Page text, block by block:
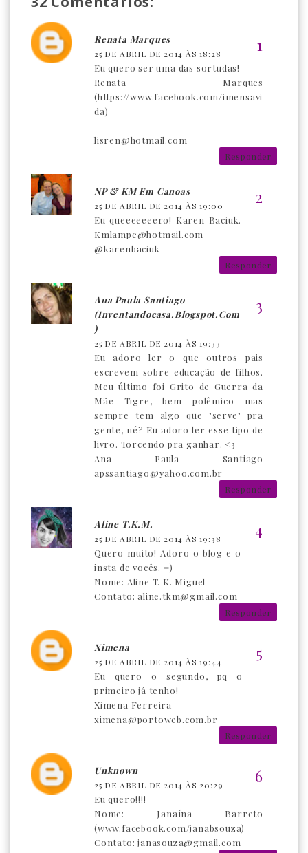
Renata Marques
25 DE ABRIL DE 2014 ÀS 18:28
Eu quero ser uma das sortudas!
Renata Marques
(https://www.facebook.com/imensavi
da)
lisren@hotmail.com
Responder
NP & KM Em Canoas
25 DE ABRIL DE 2014 ÀS 19:00
Eu queeeeeeero! Karen Baciuk.
Kmlampe@hotmail.com
@karenbaciuk
Responder
Ana Paula Santiago
(inventandocasa.blogspot.com
)
25 DE ABRIL DE 2014 ÀS 19:33
Eu adoro ler o que outros pais
escrevem sobre educação de filhos.
Meu último foi Grito de Guerra da
Mãe Tigre, bem polêmico mas
sempre tem algo que "serve" pra
gente, né? Eu adoro ler esse tipo de
livro. Torcendo pra ganhar. <3
Ana Paula Santiago
apssantiago@yahoo.com.br
Responder
Aline T.K.M.
25 DE ABRIL DE 2014 ÀS 19:38
Quero muito! Adoro o blog e o
insta de vocês. =)
Nome: Aline T. K. Miguel
Contato: aline.tkm@gmail.com
Responder
Ximena
25 DE ABRIL DE 2014 ÀS 19:44
Eu quero o segundo, pq o
primeiro já tenho!
Ximena Ferreira
ximena@portoweb.com.br
Responder
Unknown
25 DE ABRIL DE 2014 ÀS 20:29
Eu quero!!!!
Nome: Janaína Barreto
(www.facebook.com/janabsouza)
Contato: janasouza@gmail.com